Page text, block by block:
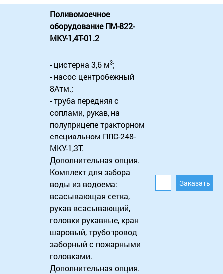
Поливомоечное
оборудование ПМ-822-
МКУ-1,4Т-01.2
- цистерна 3,6 м3;
- насос центробежный
8Атм.;
- труба передняя с
соплами, рукав, на
полуприцепе тракторном
специальном ППС-248-
МКУ-1,3Т.
Дополнительная опция.
Комплект для забора
воды из водоема:
всасывающая сетка,
рукав всасывающий,
головки рукавные, кран
шаровый, трубопровод
заборный с пожарными
головками.
Дополнительная опция.